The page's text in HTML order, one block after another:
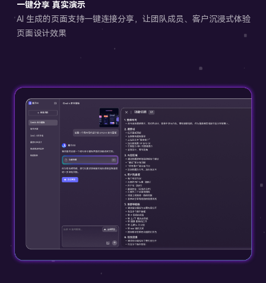
一键分享 真实演示
AI 生成的页面支持一键连接分享，让团队成员、客户沉浸式体验
页面设计效果